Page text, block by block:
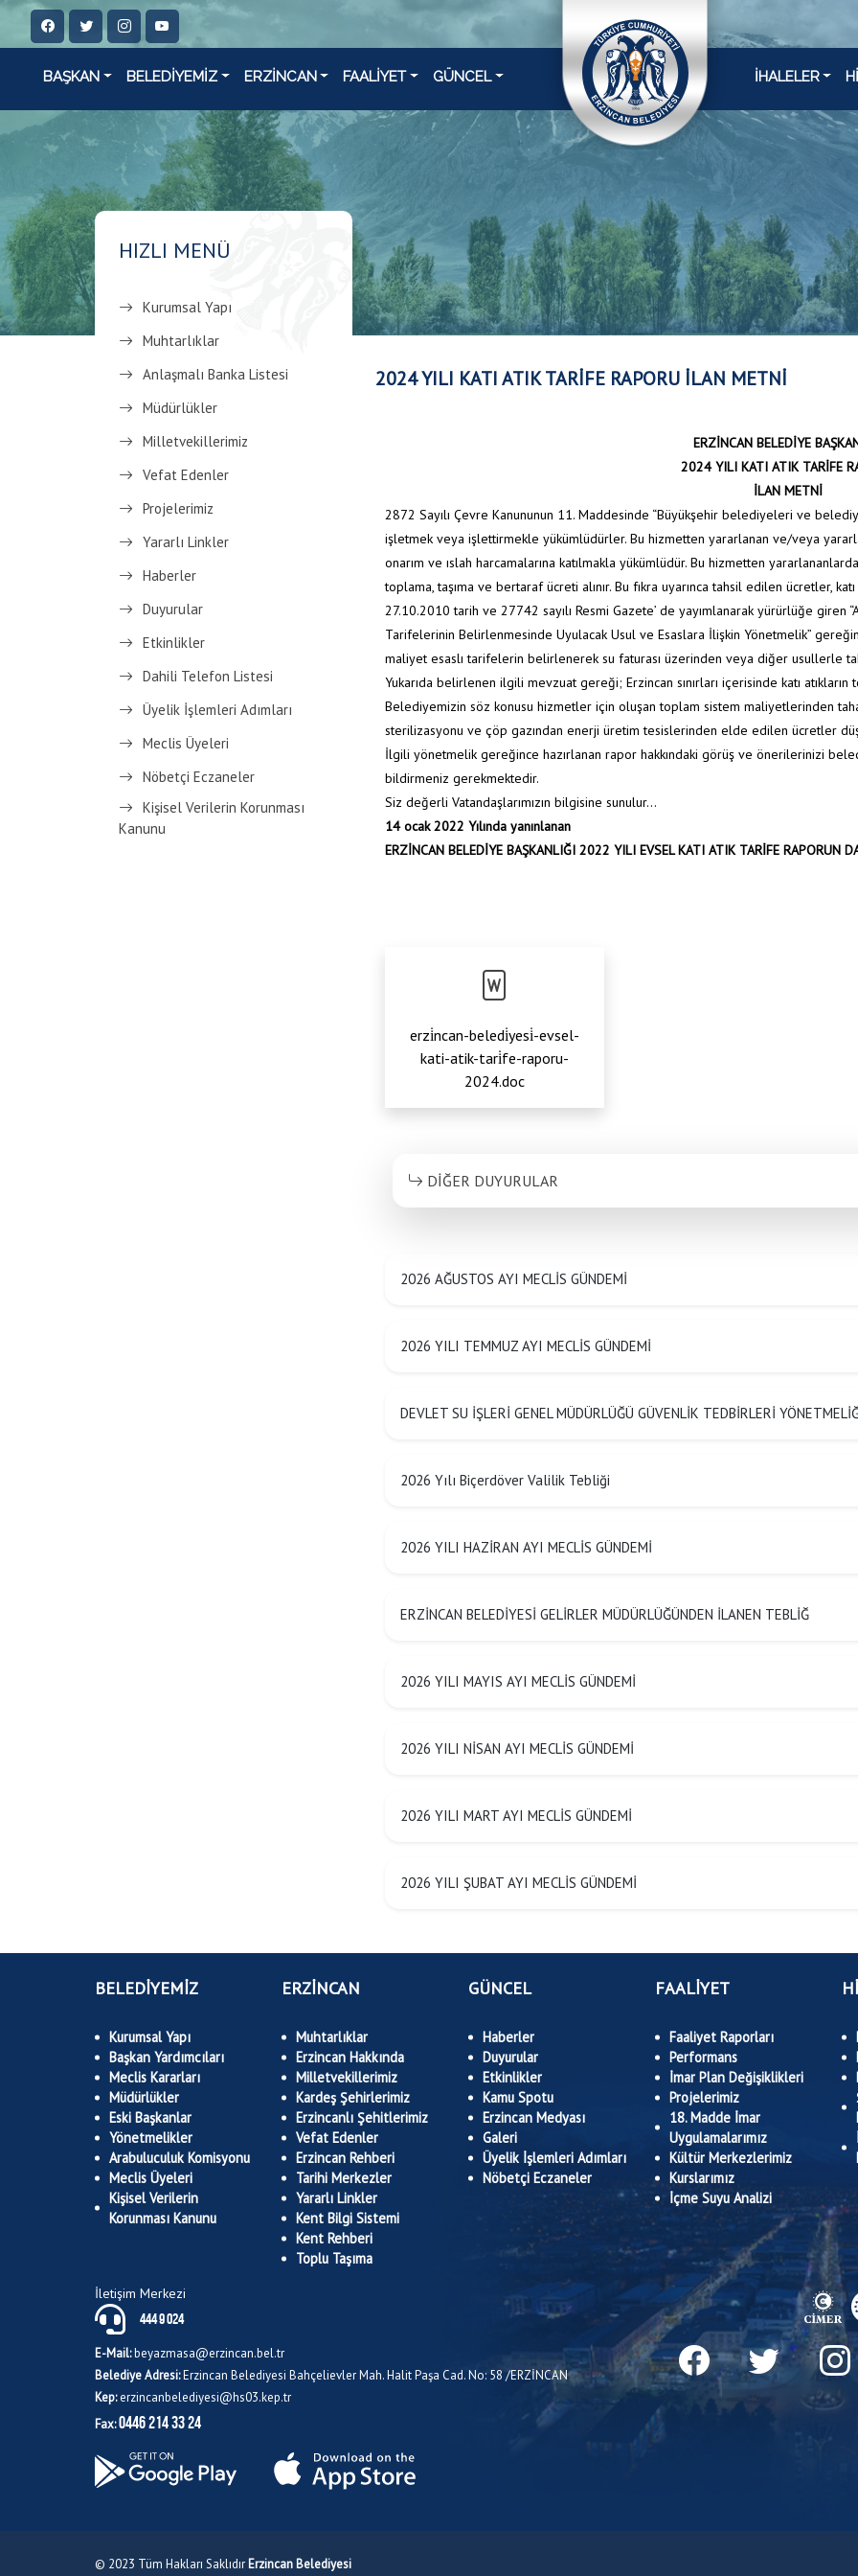
BAŞKAN BELEDİYEMİZ ERZİNCAN FAALİYET GÜNCEL İHALELER
HIZLI MENÜ
Kurumsal Yapı
Muhtarlıklar
Anlaşmalı Banka Listesi
Müdürlükler
Milletvekillerimiz
Vefat Edenler
Projelerimiz
Yararlı Linkler
Haberler
Duyurular
Etkinlikler
Dahili Telefon Listesi
Üyelik İşlemleri Adımları
Meclis Üyeleri
Nöbetçi Eczaneler
Kişisel Verilerin Korunması
Kanunu
2024 YILI KATI ATIK TARİFE RAPORU İLAN METNİ
ERZİNCAN BELEDİYE
2024 YILI KATI ATIK TARİFE
İLAN METNİ
2872 Sayılı Çevre Kanununun 11. Maddesinde “Büyükşehir belediyeleri ve
işletmek veya işlettirmekle yükümlüdürler. Bu hizmetten yararlanan ve/veya
onarım ve ıslah harcamalarına katılmakla yükümlüdür. Bu hizmetten
toplama, taşıma ve bertaraf ücreti alınır. Bu fıkra uyarınca tahsil edilen ücretler,
27.10.2010 tarih ve 27742 sayılı Resmi Gazete’ de yayımlanarak yürürlüğe giren
Tarifelerinin Belirlenmesinde Uyulacak Usul ve Esaslara İlişkin Yönetmelik”
maliyet esaslı tarifelerin belirlenerek su faturası üzerinden veya diğer usullerle
Yukarıda belirlenen ilgili mevzuat gereği; Erzincan sınırları içerisinde katı
Belediyemizin söz konusu hizmetler için oluşan toplam sistem maliyetlerinden
sterilizasyonu ve çöp gazından enerji üretim tesislerinden elde edilen ücretler
İlgili yönetmelik gereğince hazırlanan rapor hakkındaki görüş ve önerilerinizi
bildirmeniz gerekmektedir.
Siz değerli Vatandaşlarımızın bilgisine sunulur…
14 ocak 2022 Yılında yanınlanan
ERZİNCAN BELEDİYE BAŞKANLIĞI 2022 YILI EVSEL KATI ATIK TARİFE RAPORUN
erzi̇ncan-beledi̇yesi̇-evsel-
kati-atik-tari̇fe-raporu-
2024.doc
DİĞER DUYURULAR
2026 AĞUSTOS AYI MECLİS GÜNDEMİ
2026 YILI TEMMUZ AYI MECLİS GÜNDEMİ
DEVLET SU İŞLERİ GENEL MÜDÜRLÜĞÜ GÜVENLİK TEDBİRLERİ
2026 Yılı Biçerdöver Valilik Tebliği
2026 YILI HAZİRAN AYI MECLİS GÜNDEMİ
ERZİNCAN BELEDİYESİ GELİRLER MÜDÜRLÜĞÜNDEN İLANEN TEBLİĞ
2026 YILI MAYIS AYI MECLİS GÜNDEMİ
2026 YILI NİSAN AYI MECLİS GÜNDEMİ
2026 YILI MART AYI MECLİS GÜNDEMİ
2026 YILI ŞUBAT AYI MECLİS GÜNDEMİ
BELEDİYEMİZ
Kurumsal Yapı
Başkan Yardımcıları
Meclis Kararları
Müdürlükler
Eski Başkanlar
Yönetmelikler
Arabuluculuk Komisyonu
Meclis Üyeleri
Kişisel Verilerin
Korunması Kanunu
ERZİNCAN
Muhtarlıklar
Erzincan Hakkında
Milletvekillerimiz
Kardeş Şehirlerimiz
Erzincanlı Şehitlerimiz
Vefat Edenler
Erzincan Rehberi
Tarihi Merkezler
Yararlı Linkler
Kent Bilgi Sistemi
Kent Rehberi
Toplu Taşıma
GÜNCEL
Haberler
Duyurular
Etkinlikler
Kamu Spotu
Erzincan Medyası
Galeri
Üyelik İşlemleri Adımları
Nöbetçi Eczaneler
FAALİYET
Faaliyet Raporları
Performans
İmar Plan Değişiklikleri
Projelerimiz
18. Madde İmar
Uygulamalarımız
Kültür Merkezlerimiz
Kurslarımız
İçme Suyu Analizi
İletişim Merkezi
444 9 024
E-Mail:beyazmasa@erzincan.bel.tr
Belediye Adresi:Erzincan Belediyesi Bahçelievler Mah. Halit Paşa Cad. No: 58 /ERZİNCAN
Kep:erzincanbelediyesi@hs03.kep.tr
Fax:0446 214 33 24
© 2023 Tüm Hakları Saklıdır Erzincan Belediyesi